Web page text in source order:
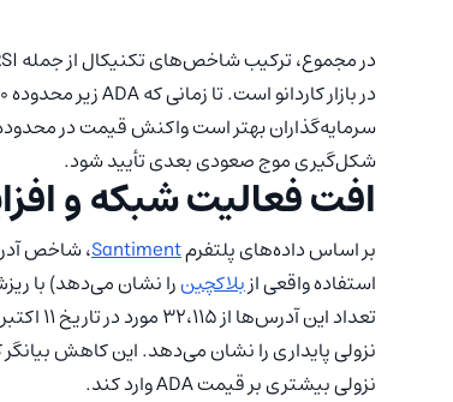
در بازار کاردانو است. تا زمانی که ADA زیر محدوده‌ ۰.۶۰ دلار باقی بماند، ریسک ادامه‌ ریزش قیمت بالاست.
شکل‌گیری موج صعودی بعدی تأیید شود.
افت فعالیت شبکه و
بر اساس داده‌های پلتفرمSantiment
استفاده واقعی ازبلاکچینرا نشان می‌دهد) با
نزولی پایداری را نشان می‌دهد. این کاهش
نزولی بیشتری بر قیمت ADA وارد کند.